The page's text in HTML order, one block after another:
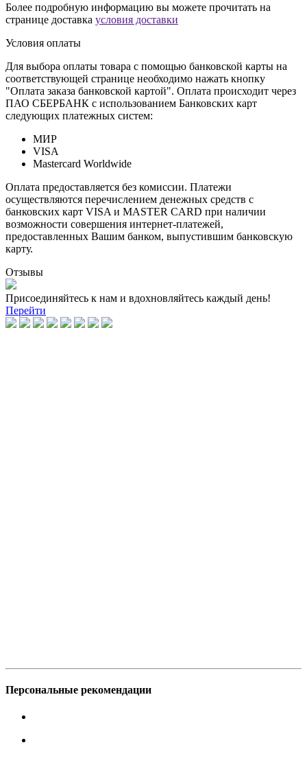
Более подробную информацию вы можете прочитать на
странице доставка условия доставки
Условия оплаты
Для выбора оплаты товара с помощью банковской карты на
соответствующей странице необходимо нажать кнопку
"Оплата заказа банковской картой". Оплата происходит через
ПАО СБЕРБАНК с использованием Банковских карт
следующих платежных систем:
МИР
VISA
Mastercard Worldwide
Оплата предоставляется без комиссии. Платежи
осуществляются перечислением денежных средств с
банковских карт VISA и MASTER CARD при наличии
возможности совершения интернет-платежей,
предоставленных Вашим банком, выпустившим банковскую
карту.
Отзывы
Присоединяйтесь к нам и вдохновляйтесь каждый день!
Перейти
Персональные рекомендации